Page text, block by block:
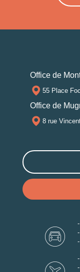
Office de
55 Place
Office de
8 rue